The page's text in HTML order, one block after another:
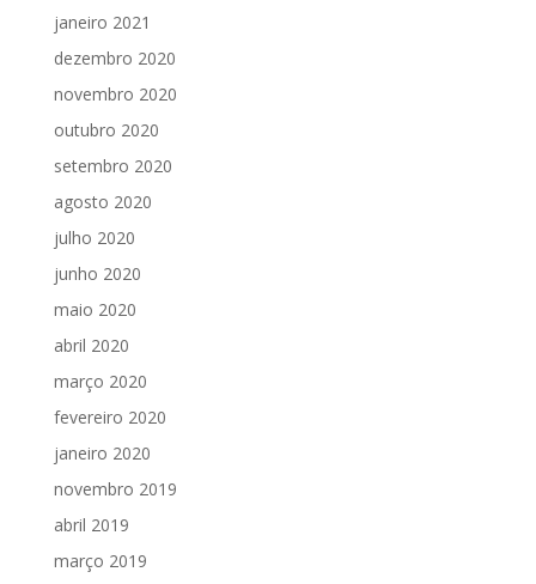
janeiro 2021
dezembro 2020
novembro 2020
outubro 2020
setembro 2020
agosto 2020
julho 2020
junho 2020
maio 2020
abril 2020
março 2020
fevereiro 2020
janeiro 2020
novembro 2019
abril 2019
março 2019